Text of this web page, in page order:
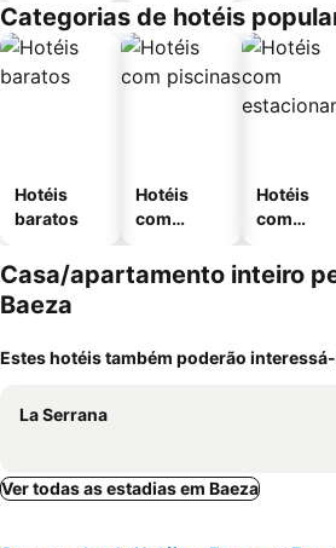
Categorias de hotéis
Hotéis
baratos
Hotéis
com
Hotéis
com
mento
Casa/apartamento inteiro
Baeza
Estes hotéis também poderão
La Serrana
Ver todas as estadias em Baeza